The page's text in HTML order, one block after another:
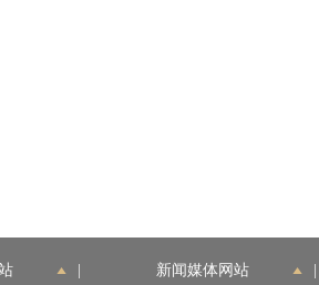
新闻媒体网站